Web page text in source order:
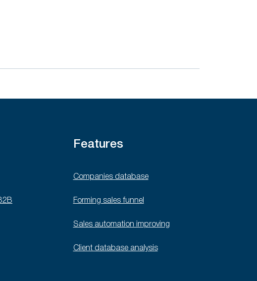
Features
Companies database
Forming sales funnel
Sales automation improving
Client database analysis